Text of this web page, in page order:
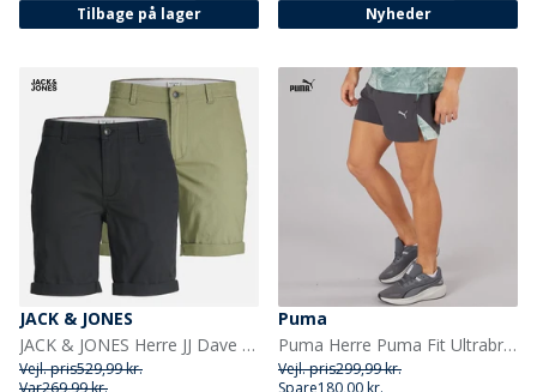
Tilbage på lager Nyheder
JACK & JONES
JACK & JONES Herre JJ Dave To Pak Chino Shorts Sort / Dyb Lav Grøn
Vejl. pris529,99 kr.
Var269,99 kr.
Puma
Puma Herre Puma Fit Ultrabreathe Stretch 5 Tommer Marmor Træningsshorts Grå/Blå
Vejl. pris299,99 kr.
Spare180,00 kr.